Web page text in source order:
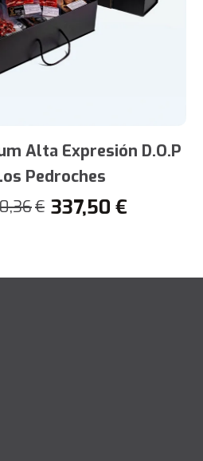
Alta Expresión D.O.P
Pedroches
€ 337,50 €